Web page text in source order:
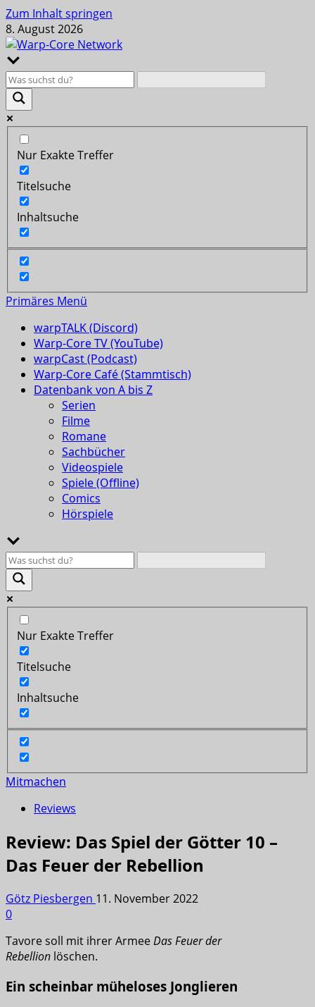
Zum Inhalt springen
8. August 2026
Nur Exakte Treffer
Titelsuche
Inhaltsuche
Primäres Menü
warpTALK (Discord)
Warp-Core TV (YouTube)
warpCast (Podcast)
Warp-Core Café (Stammtisch)
Datenbank von A bis Z
Serien
Filme
Romane
Sachbücher
Videospiele
Spiele (Offline)
Comics
Hörspiele
Nur Exakte Treffer
Titelsuche
Inhaltsuche
Mitmachen
Reviews
Review: Das Spiel der Götter 10 –
Das Feuer der Rebellion
Götz Piesbergen 11. November 2022
0
Tavore soll mit ihrer ArmeeDas Feuer der
Rebellion löschen.
Ein scheinbar müheloses Jonglieren